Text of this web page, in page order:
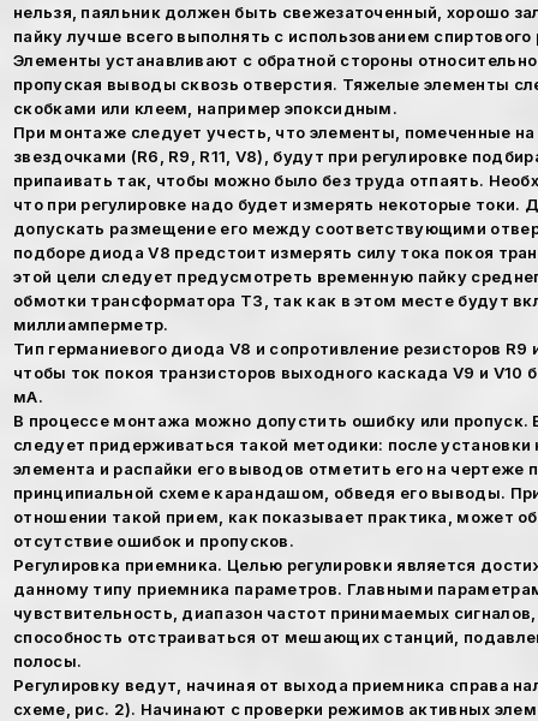
нельзя, паяльник должен быть свежезаточенный, хорошо
пайку лучше всего выполнять с использованием
Элементы устанавливают с обратной стороны
пропуская выводы сквозь отверстия. Тяжелые элементы
скобками или клеем, например эпоксидным.
При монтаже следует учесть, что элементы, помеченные
звездочками (R6, R9, R11, V8), будут при регулировке
припаивать так, чтобы можно было без труда отпаять.
что при регулировке надо будет измерять некоторые токи.
допускать размещение его между соответствующими
подборе диода V8 предстоит измерять силу тока покоя
этой цели следует предусмотреть временную пайку
обмотки трансформатора Т3, так как в этом месте будут
миллиамперметр.
Тип германиевого диода V8 и сопротивление резисторов R9
чтобы ток покоя транзисторов выходного каскада V9 и V10
мА.
В процессе монтажа можно допустить ошибку или пропуск.
следует придерживаться такой методики: после установки
элемента и распайки его выводов отметить его на чертеже
принципиальной схеме карандашом, обведя его выводы.
отношении такой прием, как показывает практика, может
отсутствие ошибок и пропусков.
Регулировка приемника. Целью регулировки является
данному типу приемника параметров. Главными
чувствительность, диапазон частот принимаемых
способность отстраиваться от мешающих станций,
полосы.
Регулировку ведут, начиная от выхода приемника справа
схеме, рис. 2). Начинают с проверки режимов активных